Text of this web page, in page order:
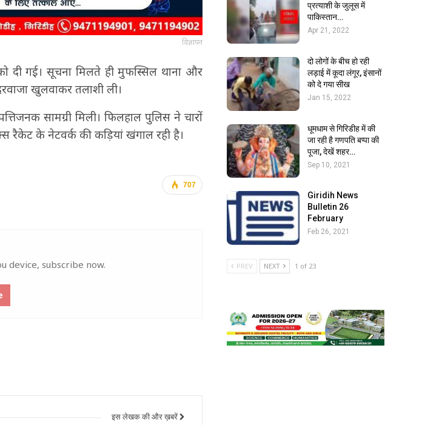
विज्ञापन
दी गई। सूचना मिलते ही मुफस्सिल थाना और
खुलवाकर तलाशी ली।
सामग्री मिली। फिलहाल पुलिस ने चारों
के नेटवर्क की कड़ियां खंगाल रही है।
707
device, subscribe now.
इस लेखक की और ख़बरें
प्रत्याशी के जुलूस में
पाकिस्तान…
Apr 21, 2022
दो लोगों के बीच हो रही
लड़ाई में कूदा लंगूर, इंसानों
को दे गया सीख
Jan 15, 2022
धूमधाम से गिरिडीह में की
जा रही है गणपति बप्पा की
पूजा, देखें शहर…
Sep 10, 2021
Giridih News
Bulletin 26
February
Feb 26, 2021
PREV NEXT 1 of 23